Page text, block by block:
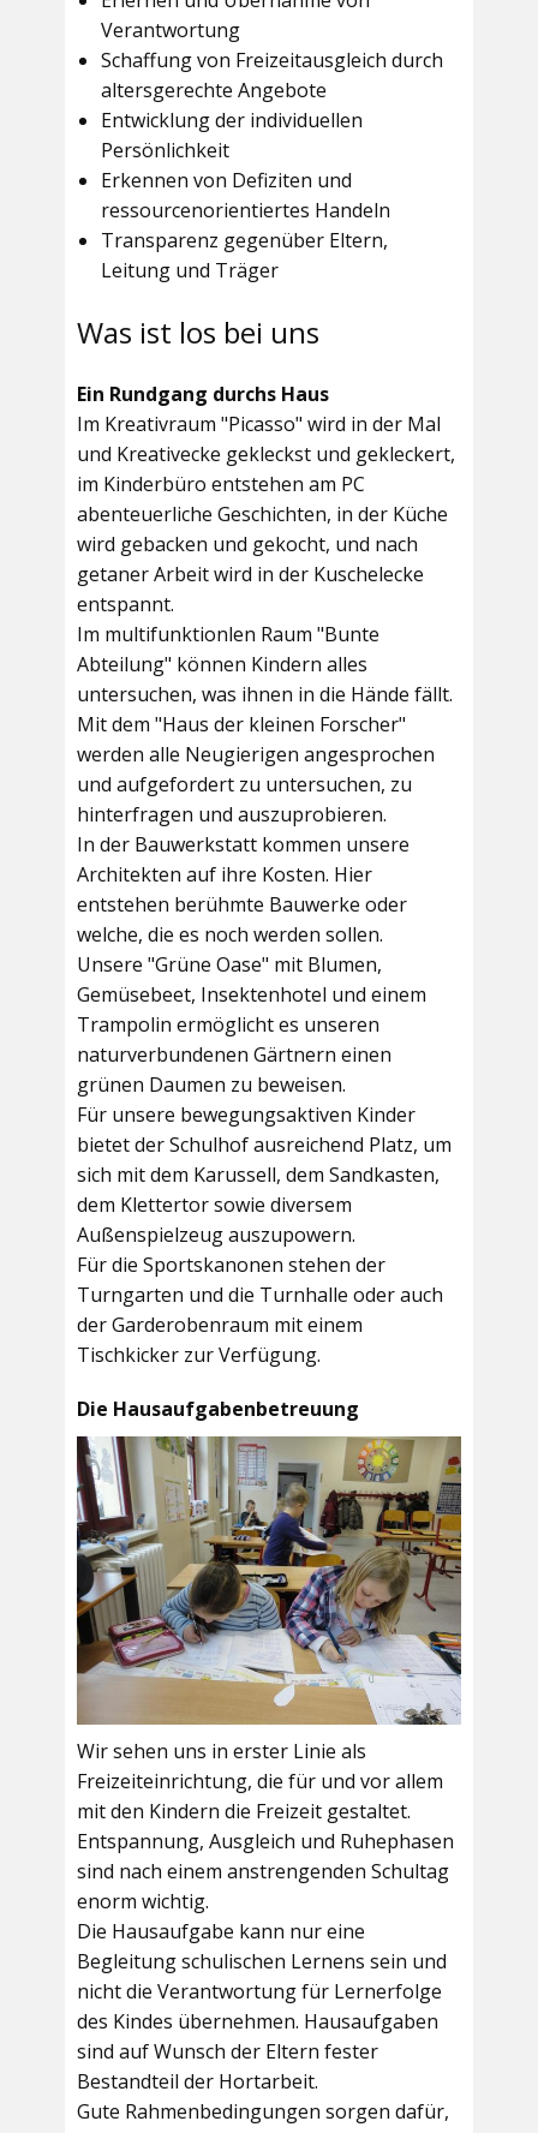
Verantwortung
Schaffung von Freizeitausgleich durch
altersgerechte Angebote
Entwicklung der individuellen
Persönlichkeit
Erkennen von Defiziten und
ressourcenorientiertes Handeln
Transparenz gegenüber Eltern,
Leitung und Träger
Was ist los bei uns
Ein Rundgang durchs Haus
Im Kreativraum "Picasso" wird in der Mal
und Kreativecke gekleckst und gekleckert,
im Kinderbüro entstehen am PC
abenteuerliche Geschichten, in der Küche
wird gebacken und gekocht, und nach
getaner Arbeit wird in der Kuschelecke
entspannt.
Im multifunktionlen Raum "Bunte
Abteilung" können Kindern alles
untersuchen, was ihnen in die Hände fällt.
Mit dem "Haus der kleinen Forscher"
werden alle Neugierigen angesprochen
und aufgefordert zu untersuchen, zu
hinterfragen und auszuprobieren.
In der Bauwerkstatt kommen unsere
Architekten auf ihre Kosten. Hier
entstehen berühmte Bauwerke oder
welche, die es noch werden sollen.
Unsere "Grüne Oase" mit Blumen,
Gemüsebeet, Insektenhotel und einem
Trampolin ermöglicht es unseren
naturverbundenen Gärtnern einen
grünen Daumen zu beweisen.
Für unsere bewegungsaktiven Kinder
bietet derSchulhofausreichend Platz, um
sich mit dem Karussell, dem Sandkasten,
dem Klettertor sowie diversem
Außenspielzeug auszupowern.
Für die Sportskanonen stehen der
Turngarten und die Turnhalle oder auch
derGarderobenraum mit einem
Tischkicker zur Verfügung.
Die Hausaufgabenbetreuung
Wir sehen uns in erster Linie als
Freizeiteinrichtung, die für und vor allem
mit den Kindern die Freizeit gestaltet.
Entspannung, Ausgleich und Ruhephasen
sind nach einem anstrengenden Schultag
enorm wichtig.
Die Hausaufgabe kann nur eine
Begleitung schulischen Lernens sein und
nicht die Verantwortung für Lernerfolge
des Kindes übernehmen. Hausaufgaben
sind auf Wunsch der Eltern fester
Bestandteil der Hortarbeit.
Gute Rahmenbedingungen sorgen dafür,